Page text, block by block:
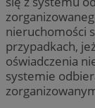
nieruchomości
przypadkach,
oświadczenia
systemie